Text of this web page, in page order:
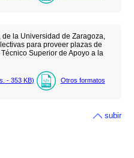
la Universidad de Zaragoza,
para proveer plazas de
Superior de Apoyo a la
- 353 KB) Otros formatos
subir